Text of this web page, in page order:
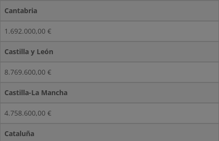
Cantabria
1.692.000,00 €
Castilla y León
8.769.600,00 €
Castilla-La Mancha
4.758.600,00 €
Cataluña